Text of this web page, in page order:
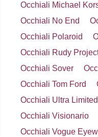
Occhiali Michael
Occhiali No End
Occhiali Polaroid
Occhiali Rudy
Occhiali Sover
Occhiali Tom Ford
Occhiali Ultra Limited
Occhiali Visionario
Occhiali Vogue